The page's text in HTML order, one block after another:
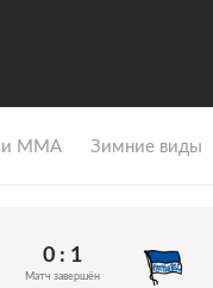
и ММА Зимние виды
0 : 1
Матч завершён